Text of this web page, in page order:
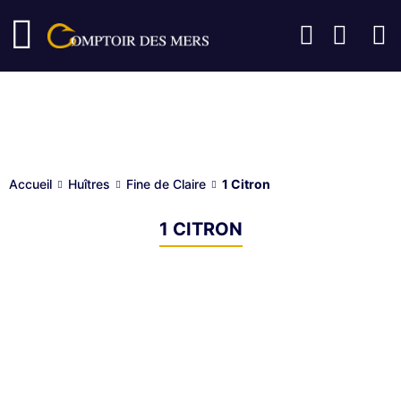
Accueil Huîtres Fine de Claire 1 Citron
1 CITRON